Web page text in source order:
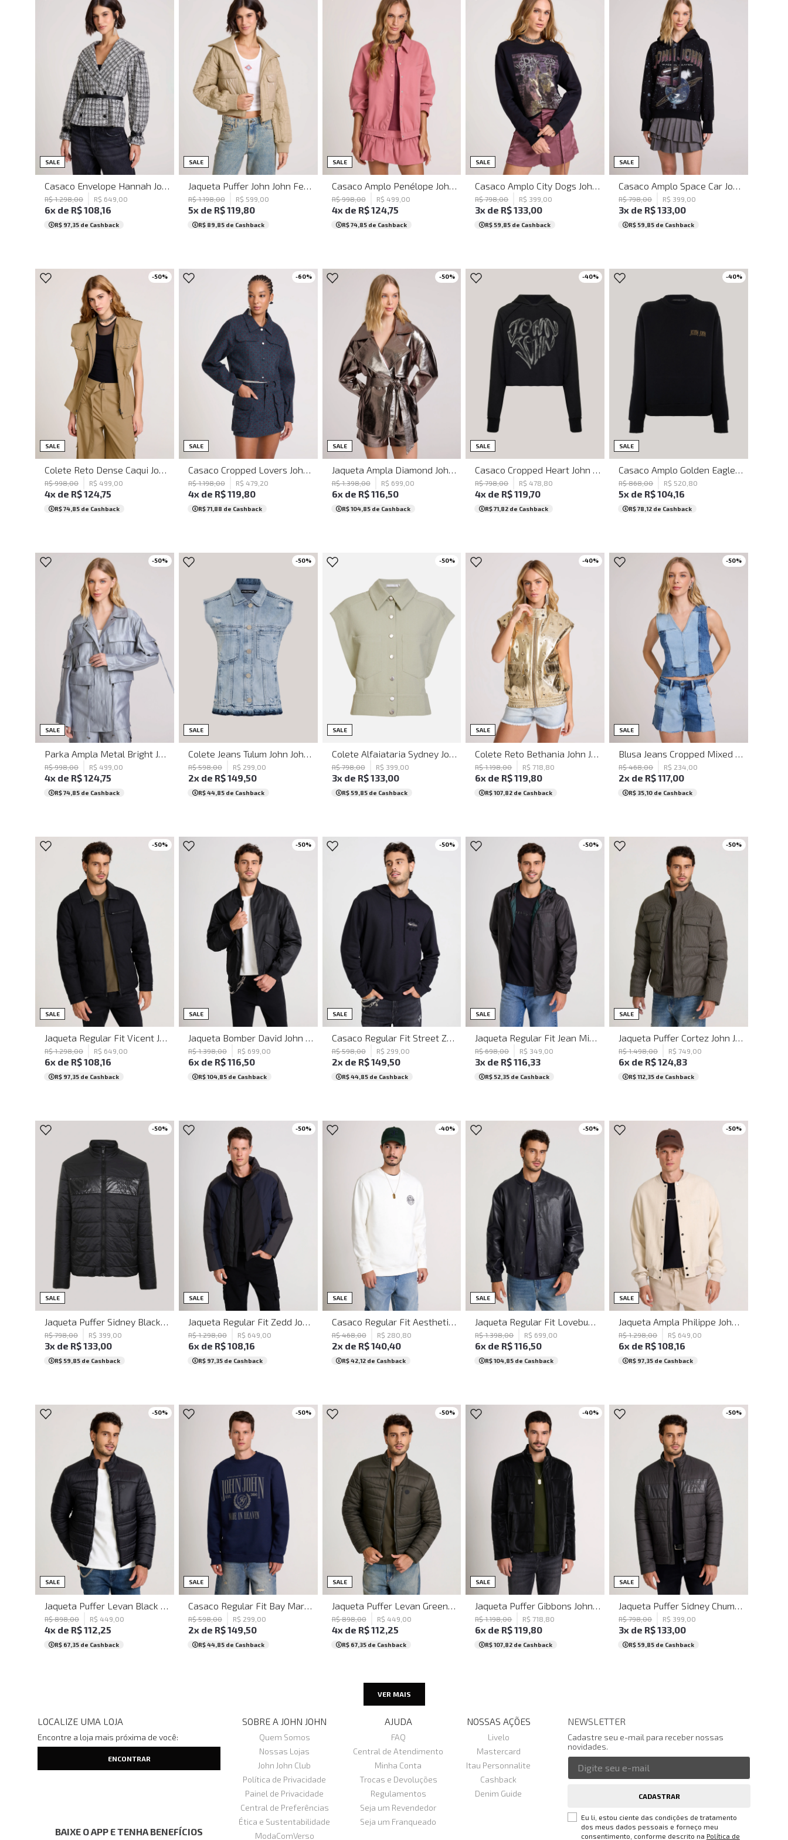
SALE PP P M G GG
R$ 1.298,00 R$ 649 00
6x de R$108,16
R$ 97,35 de Cashback
SALE PP P M GG
R$ 1.198,00 R$ 599 00
5x de R$119,80
R$ 89,85de Cashback
SALE PP P M GG
R$ 998,00 R$ 499 00
4x de R$124,75
R$ 74,85de Cashback
SALE PP P M GG
R$ 798,00 R$ 399 00
3x de R$133,00
R$ 59,85 de Cashback
SALE P M GG
R$ 798,00 R$ 399 00
3x de R$133,00
R$ 59,85 de Cashback
SALE
-50%
PP P M G GG
R$ 998,00 R$ 499 00
4x de R$124,75
R$ 74,85 de Cashback
SALE
-60%
P M G GG
R$ 1.198,00 R$ 479 20
4x de R$119,80
R$ 71,88 de Cashback
SALE
-50%
PP P M G GG
R$ 1.398,00 R$ 699 00
6x de R$116,50
R$ 104,85de Cashback
SALE
-40%
R$ 798,00 R$ 478 80
4x de R$119,70
R$ 71,82 de Cashback
SALE
-40%
R$ 868,00 R$ 520 80
5x de R$104,16
R$ 78,12 de Cashback
SALE
-50%
PP P M G GG
R$ 998,00 R$ 499 00
4x de R$124,75
R$ 74,85 de Cashback
SALE
-50%
R$ 598,00 R$ 299 00
2x de R$149,50
R$ 44,85de Cashback
SALE
-50%
R$ 798,00 R$ 399 00
3x de R$133,00
R$ 59,85de Cashback
SALE
-40%
P M G GG PP
R$ 1.198,00 R$ 718 80
6x de R$119,80
R$ 107,82 de Cashback
SALE
-50%
PP P M GG
R$ 468,00 R$ 234 00
2x de R$117,00
R$ 35,10 de Cashback
SALE
-50%
PP P M GG
R$ 1.298,00 R$ 649 00
6x de R$108,16
R$ 97,35 de Cashback
SALE
-50%
P M G
R$ 1.398,00 R$ 699 00
6x de R$116,50
R$ 104,85de Cashback
SALE
-50%
PP P M G XGG
Casaco Regular Fit Street Zone John John Masculino
R$ 598,00 R$ 299 00
2x de R$149,50
R$ 44,85de Cashback
SALE
-50%
PP P M G GG
R$ 698,00 R$ 349 00
3x de R$116,33
R$ 52,35 de Cashback
SALE
-50%
PP P M G GG
R$ 1.498,00 R$ 749 00
6x de R$124,83
R$ 112,35 de Cashback
SALE
-50%
R$ 798,00 R$ 399 00
3x de R$133,00
R$ 59,85 de Cashback
SALE
-50%
PP M GG
R$ 1.298,00 R$ 649 00
6x de R$108,16
R$ 97,35de Cashback
SALE
-40%
PP P M G GG
R$ 468,00 R$ 280 80
2x de R$140,40
R$ 42,12de Cashback
SALE
-50%
PP P M G GG
R$ 1.398,00 R$ 699 00
6x de R$116,50
R$ 104,85 de Cashback
SALE
-50%
PP M GG
R$ 1.298,00 R$ 649 00
6x de R$108,16
R$ 97,35 de Cashback
SALE
-50%
PP P M G GG
R$ 898,00 R$ 449 00
4x de R$112,25
R$ 67,35 de Cashback
SALE
-50%
PP P G GG
Casaco Regular Fit Bay Marinho John John Masculino
R$ 598,00 R$ 299 00
2x de R$149,50
R$ 44,85de Cashback
SALE
-50%
PP P M G GG
R$ 898,00 R$ 449 00
4x de R$112,25
R$ 67,35de Cashback
SALE
-40%
PP M GG
R$ 1.198,00 R$ 718 80
6x de R$119,80
R$ 107,82 de Cashback
SALE
-50%
PP M GG
R$ 798,00 R$ 399 00
3x de R$133,00
R$ 59,85 de Cashback
VER MAIS
LOCALIZE UMA LOJA
Encontre a loja mais próxima de você:
BAIXE O APP E TENHA BENEFÍCIOS
SOBRE A JOHN JOHN
Quem Somos
Nossas Lojas
John John Club
Política de Privacidade
Painel de Privacidade
Central de Preferências
Ética e Sustentabilidade
ModaComVerso
AJUDA
FAQ
Central de Atendimento
Minha Conta
Trocas e Devoluções
Regulamentos
Seja um Revendedor
Seja um Franqueado
NOSSAS AÇÕES
Livelo
Mastercard
Itau Personnalite
Cashback
Denim Guide
NEWSLETTER
Cadastre seu e-mail para receber nossas
novidades.
CADASTRAR
Eu li, estou ciente das condições de tratamento
dos meus dados pessoais e forneço meu
consentimento, conforme descrito na Política de